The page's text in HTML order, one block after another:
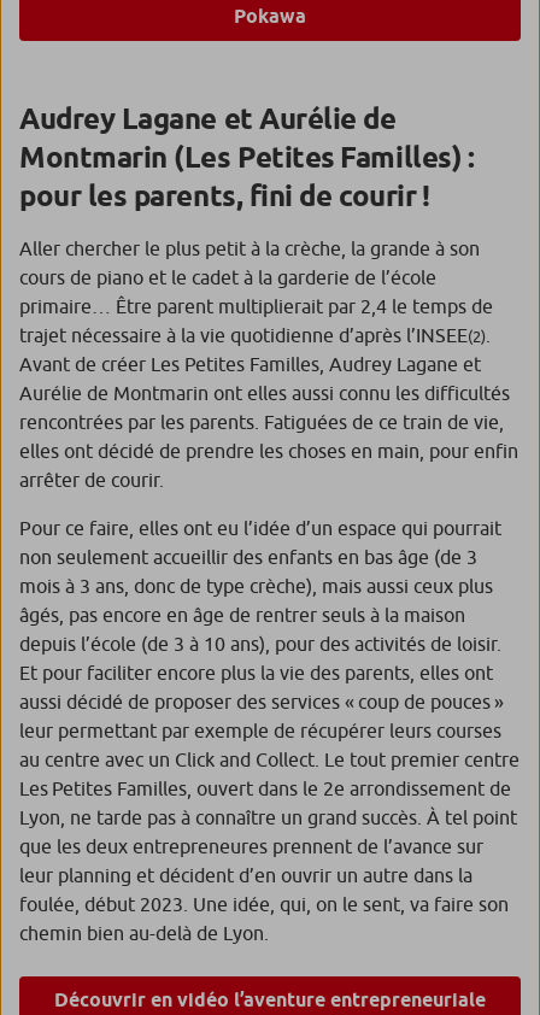
Pokawa
Audrey Lagane et Aurélie de
Montmarin (Les Petites Familles) :
pour les parents, fini de courir !
Aller chercher le plus petit à la crèche, la grande à son
cours de piano et le cadet à la garderie de l’école
primaire… Être parent multiplierait par 2,4 le temps de
trajet nécessaire à la vie quotidienne d’après l’INSEE(2)
Avant de créer Les Petites Familles, Audrey Lagane et
Aurélie de Montmarin ont elles aussi connu les difficultés
rencontrées par les parents. Fatiguées de ce train de vie,
elles ont décidé de prendre les choses en main, pour enfin
arrêter de courir.
Pour ce faire, elles ont eu l’idée d’un espace qui pourrait
non seulement accueillir des enfants en bas âge (de 3
mois à 3 ans, donc de type crèche), mais aussi ceux plus
âgés, pas encore en âge de rentrer seuls à la maison
depuis l’école (de 3 à 10 ans), pour des activités de loisir.
Et pour faciliter encore plus la vie des parents, elles ont
aussi décidé de proposer des services « coup de pouces »
leur permettant par exemple de récupérer leurs courses
au centre avec un Click and Collect. Le tout premier centre
Les Petites Familles, ouvert dans le 2e arrondissement de
Lyon, ne tarde pas à connaître un grand succès. À tel point
que les deux entrepreneures prennent de l’avance sur
leur planning et décident d’en ouvrir un autre dans la
foulée, début 2023. Une idée, qui, on le sent, va faire son
chemin bien au-delà de Lyon.
Découvrir en vidéo l’aventure entrepreneuriale